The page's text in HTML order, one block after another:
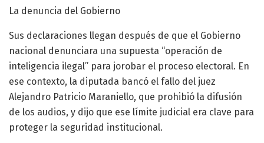
La denuncia del Gobierno
Sus declaraciones llegan después de que el Gobierno
nacional denunciara una supuesta “operación de
inteligencia ilegal” para jorobar el proceso electoral. En
ese contexto, la diputada bancó el fallo del juez
Alejandro Patricio Maraniello, que prohibió la difusión
de los audios, y dijo que ese límite judicial era clave para
proteger la seguridad institucional.